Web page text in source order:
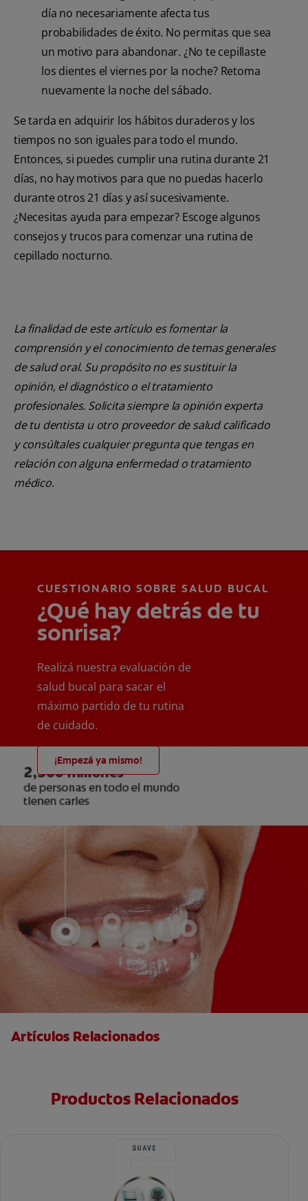
día no necesariamente afecta tus
probabilidades de éxito. No permitas que sea
un motivo para abandonar. ¿No te cepillaste
los dientes el viernes por la noche? Retoma
nuevamente la noche del sábado.
Se tarda en adquirir los hábitos duraderos y los
tiempos no son iguales para todo el mundo.
Entonces, si puedes cumplir una rutina durante 21
días, no hay motivos para que no puedas hacerlo
durante otros 21 días y así sucesivamente.
¿Necesitas ayuda para empezar? Escoge algunos
consejos y trucos para comenzar una rutina de
cepillado nocturno.
La finalidad de este artículo es fomentar la
comprensión y el conocimiento de temas generales
de salud oral. Su propósito no es sustituir la
opinión, el diagnóstico o el tratamiento
profesionales. Solicita siempre la opinión experta
de tu dentista u otro proveedor de salud calificado
y consúltales cualquier pregunta que tengas en
relación con alguna enfermedad o tratamiento
médico.
CUESTIONARIO SOBRE SALUD BUCAL
¿Qué hay detrás de tu
sonrisa?
Realizá nuestra evaluación de
salud bucal para sacar el
máximo partido de tu rutina
de cuidado.
¡Empezá ya mismo!
Artículos Relacionados
Productos Relacionados